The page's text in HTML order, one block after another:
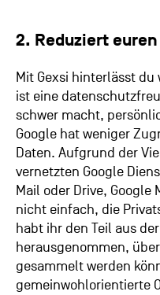
2. Reduziert
Mit Gexsi hinterlässt du
ist eine
schwer macht,
Google hat weniger
Daten. Aufgrund der
vernetzten Google
Mail oder Drive, Google
nicht einfach, die
habt ihr den Teil aus
herausgenommen,
gesammelt werden
gemeinwohlorientierte